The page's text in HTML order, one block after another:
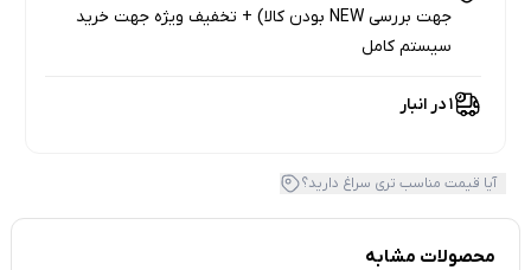
جهت بررسی NEW بودن کالا) + تخفیف ویژه جهت خرید
سیستم کامل
1 در انبار
آیا قیمت مناسب تری سراغ دارید؟
محصولات مشابه